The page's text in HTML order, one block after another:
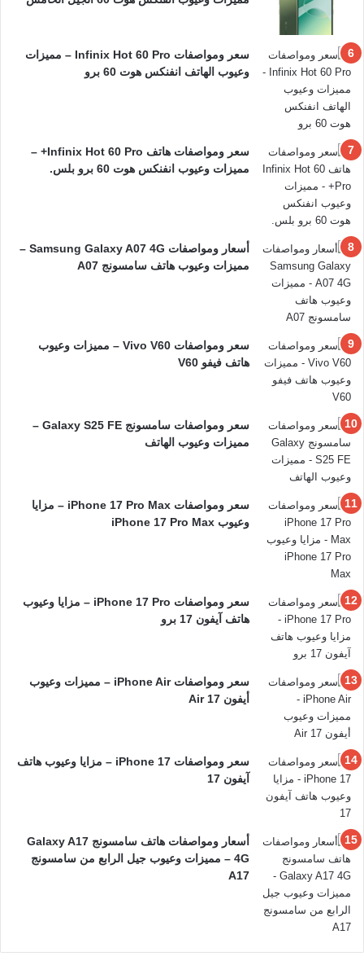
سعر ومواصفات Infinix Hot 60 Pro – مميزات
وعيوب الهاتف انفنكس هوت 60 برو
سعر ومواصفات هاتف Infinix Hot 60 Pro+ –
مميزات وعيوب انفنكس هوت 60 برو بلس.
أسعار ومواصفات Samsung Galaxy A07 4G –
مميزات وعيوب هاتف سامسونج A07
سعر ومواصفات Vivo V60 – مميزات وعيوب
هاتف فيفو V60
سعر ومواصفات سامسونج Galaxy S25 FE –
مميزات وعيوب الهاتف
سعر ومواصفات iPhone 17 Pro Max – مزايا
وعيوب iPhone 17 Pro Max
سعر ومواصفات iPhone 17 Pro – مزايا وعيوب
هاتف آيفون 17 برو
سعر ومواصفات iPhone Air – مميزات وعيوب
أيفون 17 Air
سعر ومواصفات iPhone 17 – مزايا وعيوب هاتف
آيفون 17
أسعار ومواصفات هاتف سامسونج Galaxy A17
4G – مميزات وعيوب جيل الرابع من سامسونج
A17